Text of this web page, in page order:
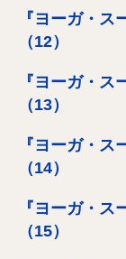
『ヨーガ・
（12）
『ヨーガ・
（13）
『ヨーガ・
（14）
『ヨーガ・
（15）